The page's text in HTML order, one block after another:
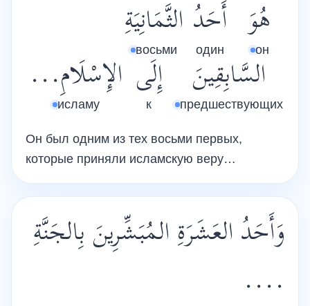
هُوَ
он
أَحَدُ
один
الثَّمَانِيَةِ
восьми
السَّابِقِينَ
предшествующих
إِلَى
к
الإِسْلَامِ...
исламу
Он был одним из тех восьми первых,
которые приняли исламскую веру…
وَأَحَدُ العَشَرَةِ المُبَشِّرِينَ بِالجَنَّةِ
....